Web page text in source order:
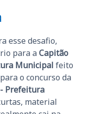
esse desafio,
para a Capitão
Municipal feito
o concurso da
Prefeitura
material